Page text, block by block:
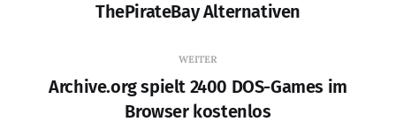
ThePirateBay Alternativen
WEITER
Archive.org spielt 2400 DOS-Games im
Browser kostenlos